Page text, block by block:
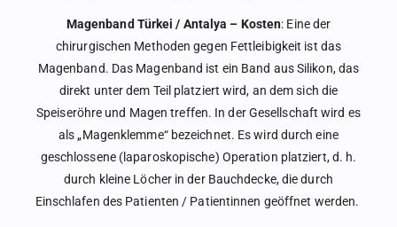
Magenband Türkei / Antalya – Kosten: Eine der
chirurgischen Methoden gegen Fettleibigkeit ist das
Magenband. Das Magenband ist ein Band aus Silikon, das
direkt unter dem Teil platziert wird, an dem sich die
Speiseröhre und Magen treffen. In der Gesellschaft wird es
als „Magenklemme“ bezeichnet. Es wird durch eine
geschlossene (laparoskopische) Operation platziert, d. h.
durch kleine Löcher in der Bauchdecke, die durch
Einschlafen des Patienten / Patientinnen geöffnet werden.